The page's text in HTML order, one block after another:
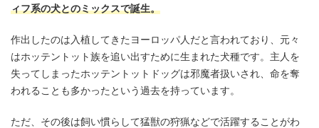
ィフ系の犬とのミックスで誕生。
作出したのは入植してきたヨーロッパ人だと言われており、元々
はホッテントット族を追い出すために生まれた犬種です。主人を
失ってしまったホッテントットドッグは邪魔者扱いされ、命を奪
われることも多かったという過去を持っています。
ただ、その後は飼い慣らして猛獣の狩猟などで活躍することがわ